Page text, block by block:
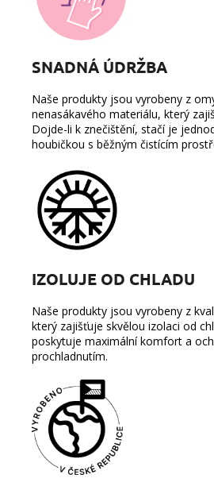
SNADNÁ ÚDRŽBA
Naše produkty jsou vyrobeny z
nenasákavého materiálu, který
Dojde-li k znečištění, stačí je
houbičkou s běžným čistícím
IZOLUJE OD CHLADU
Naše produkty jsou vyrobeny z
který zajišťuje skvělou izolaci od
poskytuje maximální komfort a
prochladnutím.